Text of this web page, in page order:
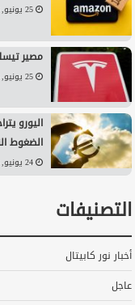
25 يونيو, 2026 9:48 م
مصير
25 يونيو, 2026 8:11 م
اليورو
الضغوط
24 يونيو, 2026 11:28 م
التصنيفات
أخبار نور كابيتال
عاجل